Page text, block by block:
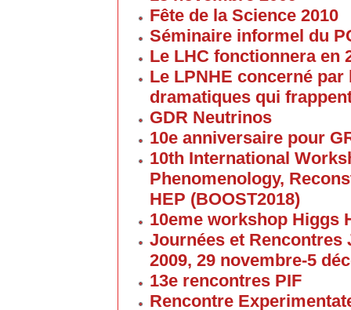
Fête de la Science 2010
Séminaire informel du
Le LHC fonctionnera en
Le LPNHE concerné par
dramatiques qui
GDR Neutrinos
10e anniversaire pour
10th International
Phenomenology,
HEP (BOOST2018)
10eme workshop Higgs
Journées et Rencontres
2009, 29 novembre-5
13e rencontres PIF
Rencontre